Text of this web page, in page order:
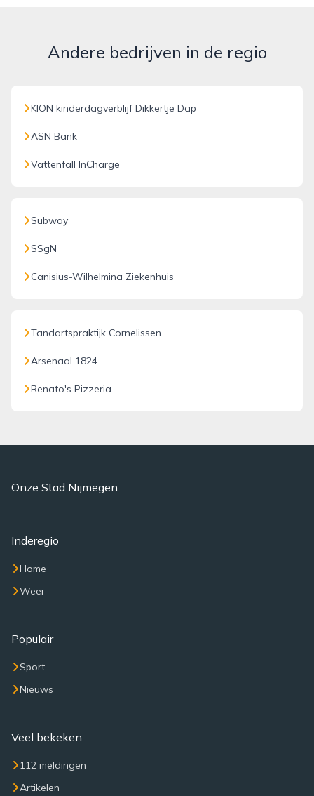
Andere bedrijven in de regio
KION kinderdagverblijf Dikkertje Dap
ASN Bank
Vattenfall InCharge
Subway
SSgN
Canisius-Wilhelmina Ziekenhuis
Tandartspraktijk Cornelissen
Arsenaal 1824
Renato's Pizzeria
Onze Stad Nijmegen
Inderegio
Home
Weer
Populair
Sport
Nieuws
Veel bekeken
112 meldingen
Artikelen